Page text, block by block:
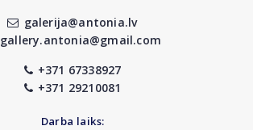
galerija@antonia.lv
gallery.antonia@gmail.com
+371 67338927
+371 29210081
Darba laiks: